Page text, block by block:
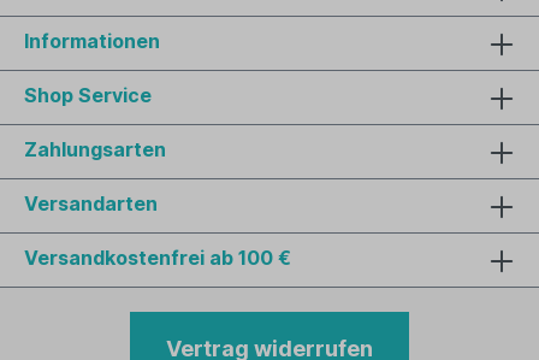
Informationen
Shop Service
Zahlungsarten
Versandarten
Versandkostenfrei ab 100 €
Vertrag widerrufen